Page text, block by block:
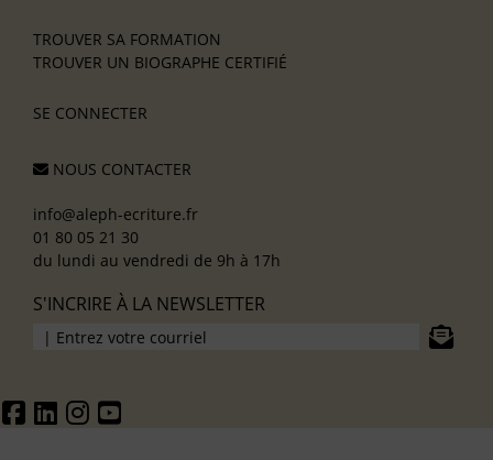
TROUVER SA FORMATION
TROUVER UN BIOGRAPHE CERTIFIÉ
SE CONNECTER
NOUS CONTACTER
info@aleph-ecriture.fr
01 80 05 21 30
du lundi au vendredi de 9h à 17h
S'INCRIRE À LA NEWSLETTER